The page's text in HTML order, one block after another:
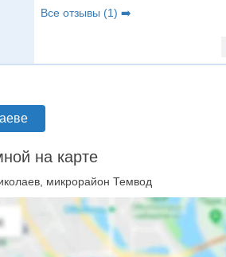
Все отзывы (1) ➡️
на карте
микрорайон Темвод